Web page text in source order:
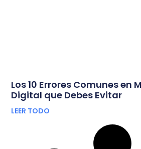
Los 10 Errores Comunes en
Digital que Debes Evitar
LEER TODO